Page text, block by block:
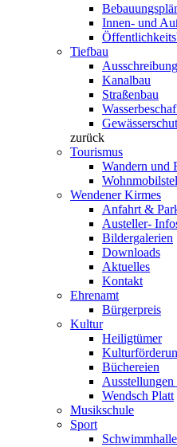
Innen- und
Tiefbau
Kanalbau
Straßenbau
zurück
Tourismus
Wandern und
Wendener Kirmes
Anfahrt &
Austeller-
Bildergalerien
Downloads
Aktuelles
Kontakt
Ehrenamt
Bürgerpreis
Kultur
Heiligtümer
Büchereien
Ausstellungen
Wendsch Platt
Musikschule
Sport